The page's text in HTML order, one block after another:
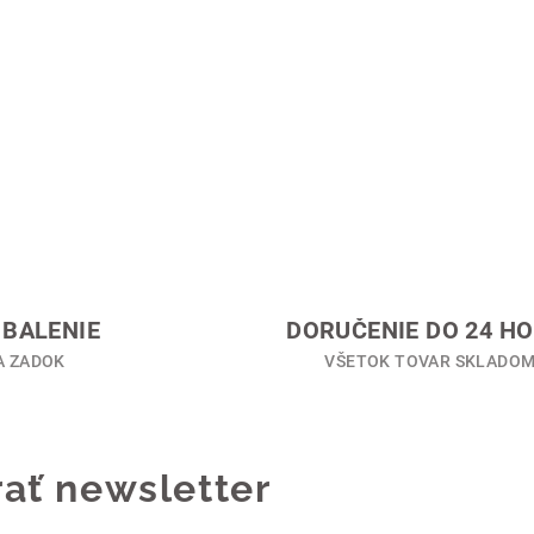
ZADOK
DORUČENIE DO 24
VŠETOK TOVAR
newsletter